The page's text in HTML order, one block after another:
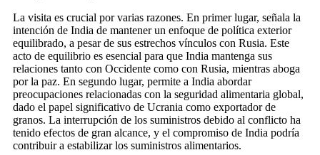
La visita es crucial por varias razones. En primer lugar, señala la
intención de India de mantener un enfoque de política exterior
equilibrado, a pesar de sus estrechos vínculos con Rusia. Este
acto de equilibrio es esencial para que India mantenga sus
relaciones tanto con Occidente como con Rusia, mientras aboga
por la paz. En segundo lugar, permite a India abordar
preocupaciones relacionadas con la seguridad alimentaria global,
dado el papel significativo de Ucrania como exportador de
granos. La interrupción de los suministros debido al conflicto ha
tenido efectos de gran alcance, y el compromiso de India podría
contribuir a estabilizar los suministros alimentarios.